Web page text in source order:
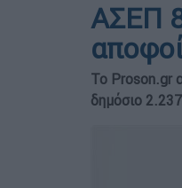
ΑΣΕΠ
Το Proson.gr
δημόσιο